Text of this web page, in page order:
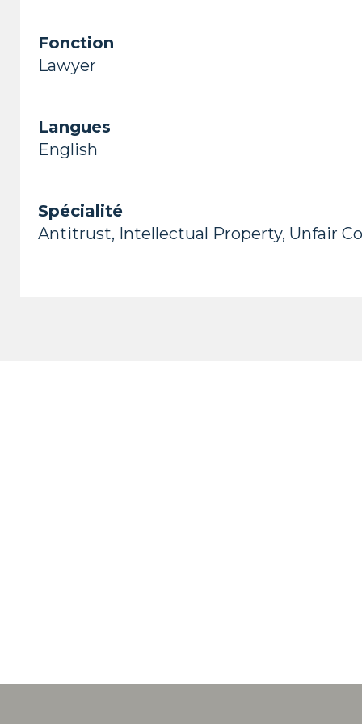
Fonction
Lawyer
Langues
English
Spécialité
Antitrust, Intellectual Property, Unfair